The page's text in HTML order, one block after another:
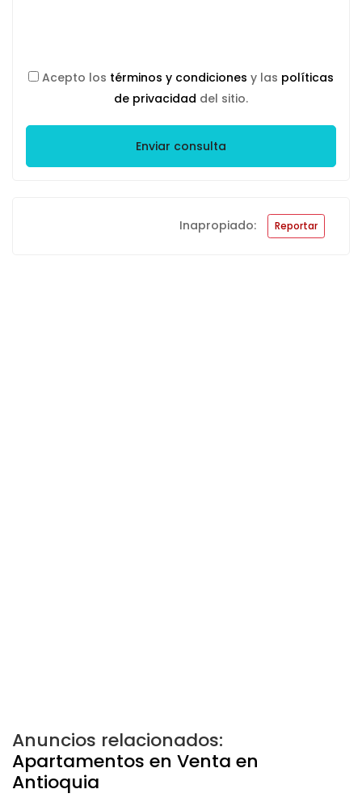
Acepto los términos y condiciones y las políticas
de privacidad del sitio.
Enviar consulta
Inapropiado: Reportar
Anuncios relacionados:
Apartamentos en Venta en
Antioquia